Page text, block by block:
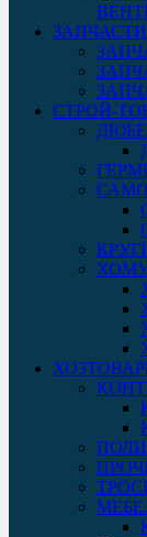
ЗАПЧАСТИ
СТРОЙ-